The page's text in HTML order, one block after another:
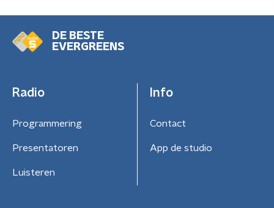
DE BESTE
EVERGREENS
Radio
Programmering
Presentatoren
Luisteren
Info
Contact
App de studio